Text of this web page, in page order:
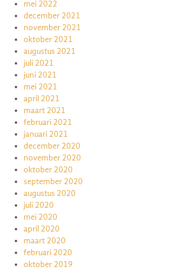
mei 2022
december 2021
november 2021
oktober 2021
augustus 2021
juli 2021
juni 2021
mei 2021
april 2021
maart 2021
februari 2021
januari 2021
december 2020
november 2020
oktober 2020
september 2020
augustus 2020
juli 2020
mei 2020
april 2020
maart 2020
februari 2020
oktober 2019